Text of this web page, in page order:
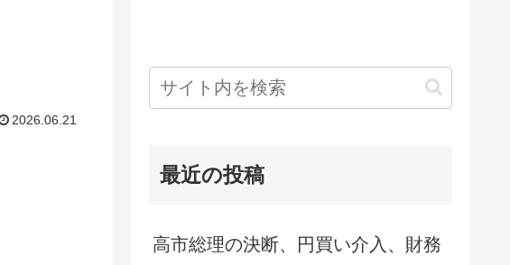
2026.06.21
最近の投稿
高市総理の決断、円買い介入、財務